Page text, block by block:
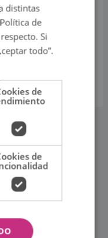
cubano-
debutará en
país luego del éxito
con su sencillo
que tú no estás".
distintas
de
Si
todo”.
de
de